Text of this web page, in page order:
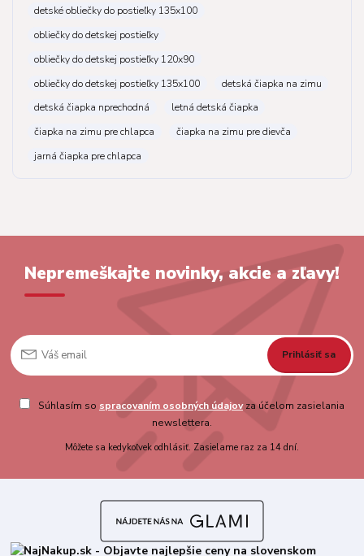
detské obliečky do postieľky 135x100
obliečky do detskej postieľky
obliečky do detskej postieľky 120x90
obliečky do detskej postieľky 135x100
detská čiapka na zimu
detská čiapka nprechodná
letná detská čiapka
čiapka na zimu pre chlapca
čiapka na zimu pre dievča
jarná čiapka pre chlapca
Nepremeškajte novinky, akcie a zľavy!
Prihlásiť sa
Súhlasím so spracovaním osobných údajovza účelom zasielania
newslettera.
Môžete sa kedykoľvek odhlásiť. Zasielame raz za 14 dní.